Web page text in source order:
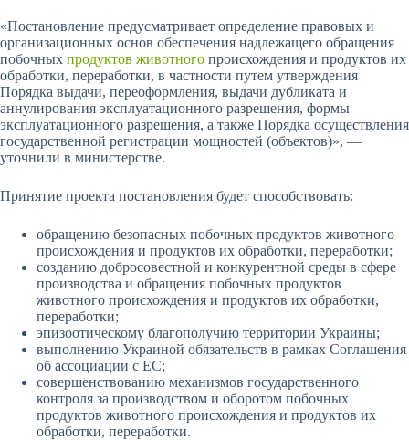
«Постановление предусматривает определение правовых и
организационных основ обеспечения надлежащего обращения
побочных продуктов животного происхождения и продуктов их
обработки, переработки, в частности путем утверждения
Порядка выдачи, переоформления, выдачи дубликата и
аннулирования эксплуатационного разрешения, формы
эксплуатационного разрешения, а также Порядка осуществления
государственной регистрации мощностей (объектов)», —
уточнили в министерстве.
Принятие проекта постановления будет способствовать:
обращению безопасных побочных продуктов животного
происхождения и продуктов их обработки, переработки;
созданию добросовестной и конкурентной среды в сфере
производства и обращения побочных продуктов
животного происхождения и продуктов их обработки,
переработки;
эпизоотическому благополучию территории Украины;
выполнению Украиной обязательств в рамках Соглашения
об ассоциации с ЕС;
совершенствованию механизмов государственного
контроля за производством и оборотом побочных
продуктов животного происхождения и продуктов их
обработки, переработки.